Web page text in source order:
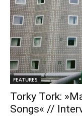
FEATURES
Torky Tork:
Songs« //